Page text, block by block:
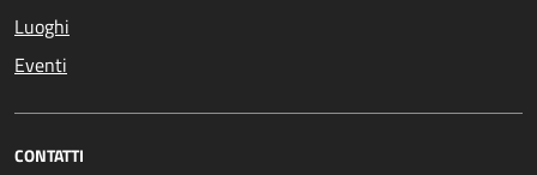
Luoghi
Eventi
CONTATTI